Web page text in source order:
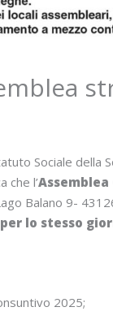
Sociale della
che l’
Balano 9-
lo stesso
2025;